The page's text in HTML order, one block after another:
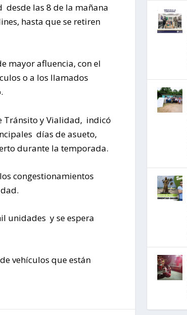
las 8 de la mañana
hasta que se retiren
mayor afluencia, con el
o a los llamados
Tránsito y Vialidad, indicó
días de asueto,
durante la temporada.
congestionamientos
unidades y se espera
vehículos que están